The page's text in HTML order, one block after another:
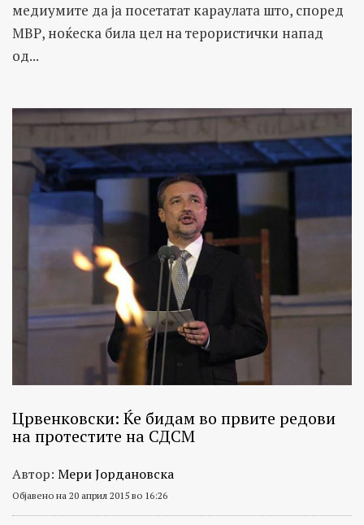
медиумите да ја посетатат караулата што, според
МВР, ноќеска била цел на терористички напад
од...
Црвенковски: Ќе бидам во првите редови
на протестите на СДСМ
Автор: Мери Јордановска
Објавено на 20 април 2015 во 16:26